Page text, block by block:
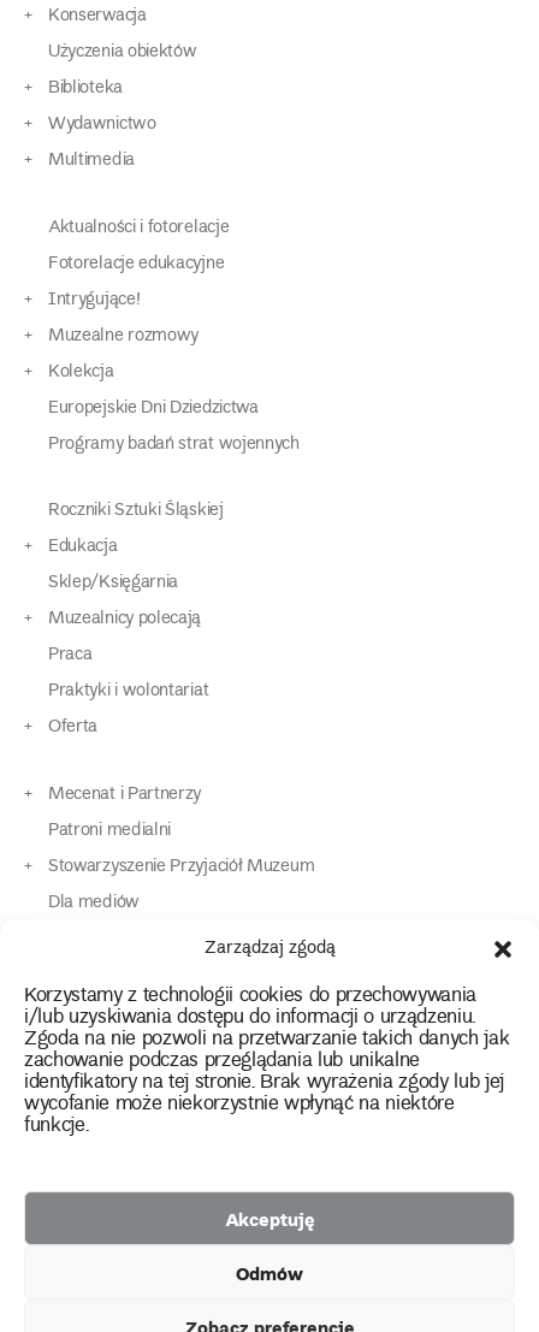
Zarządzaj zgodą
Korzystamy z technologii cookies do przechowywania
i/lub uzyskiwania dostępu do informacji o urządzeniu.
Zgoda na nie pozwoli na przetwarzanie takich danych jak
zachowanie podczas przeglądania lub unikalne
identyfikatory na tej stronie. Brak wyrażenia zgody lub jej
wycofanie może niekorzystnie wpłynąć na niektóre
funkcje.
Akceptuję
Odmów
Zobacz preferencje
Konserwacja
Użyczenia obiektów
Biblioteka
Wydawnictwo
Multimedia
Aktualności i fotorelacje
Fotorelacje edukacyjne
Intrygujące!
Muzealne rozmowy
Kolekcja
Europejskie Dni Dziedzictwa
Programy badań strat wojennych
Roczniki Sztuki Śląskiej
Edukacja
Sklep/Księgarnia
Muzealnicy polecają
Praca
Praktyki i wolontariat
Oferta
Mecenat i Partnerzy
Patroni medialni
Stowarzyszenie Przyjaciół Muzeum
Dla mediów
Dla osób o specjalnych potrzebach
Kontakt
instagram
twitterfacebookyoutube
tiktok
2026 Copyright by Muzeum Narodowe we Wrocławiu
Polityka prywatności
Facebookfacebook